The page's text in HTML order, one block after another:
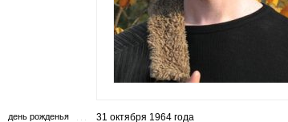
день рожденья 31 октября 1964 года